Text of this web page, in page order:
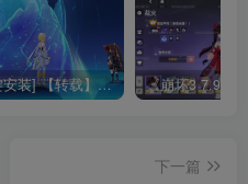
[一键安装] 【转载】原神3.4真端服务端+源码+配套客户端+详尽说明+GM工具+源码说明文件
下一篇